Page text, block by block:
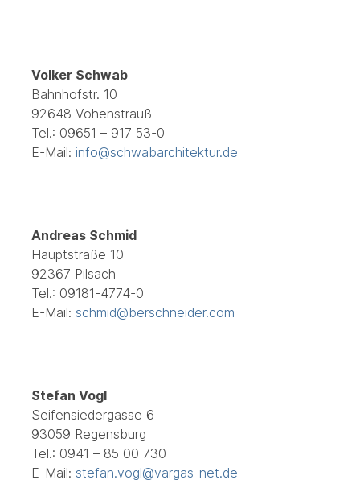
Volker Schwab
Bahnhofstr. 10
92648 Vohenstrauß
Tel.: 09651 – 917 53-0
E-Mail: info@schwabarchitektur.de
Andreas Schmid
Hauptstraße 10
92367 Pilsach
Tel.: 09181-4774-0
E-Mail: schmid@berschneider.com
Stefan Vogl
Seifensiedergasse 6
93059 Regensburg
Tel.: 0941 – 85 00 730
E-Mail: stefan.vogl@vargas-net.de